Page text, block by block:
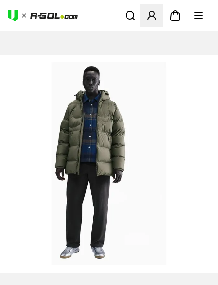
Megnyit egy modált a